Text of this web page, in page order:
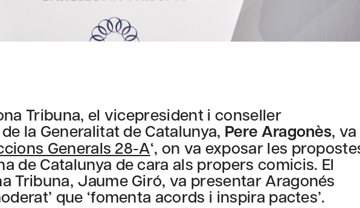
Tribuna, el vicepresident i conseller
la Generalitat de Catalunya, Pere Aragonès, va
Generals 28-A‘, on va exposar les
de Catalunya de cara als propers comicis. El
Tribuna, Jaume Giró, va presentar Aragonés
que ‘fomenta acords i inspira pactes’.